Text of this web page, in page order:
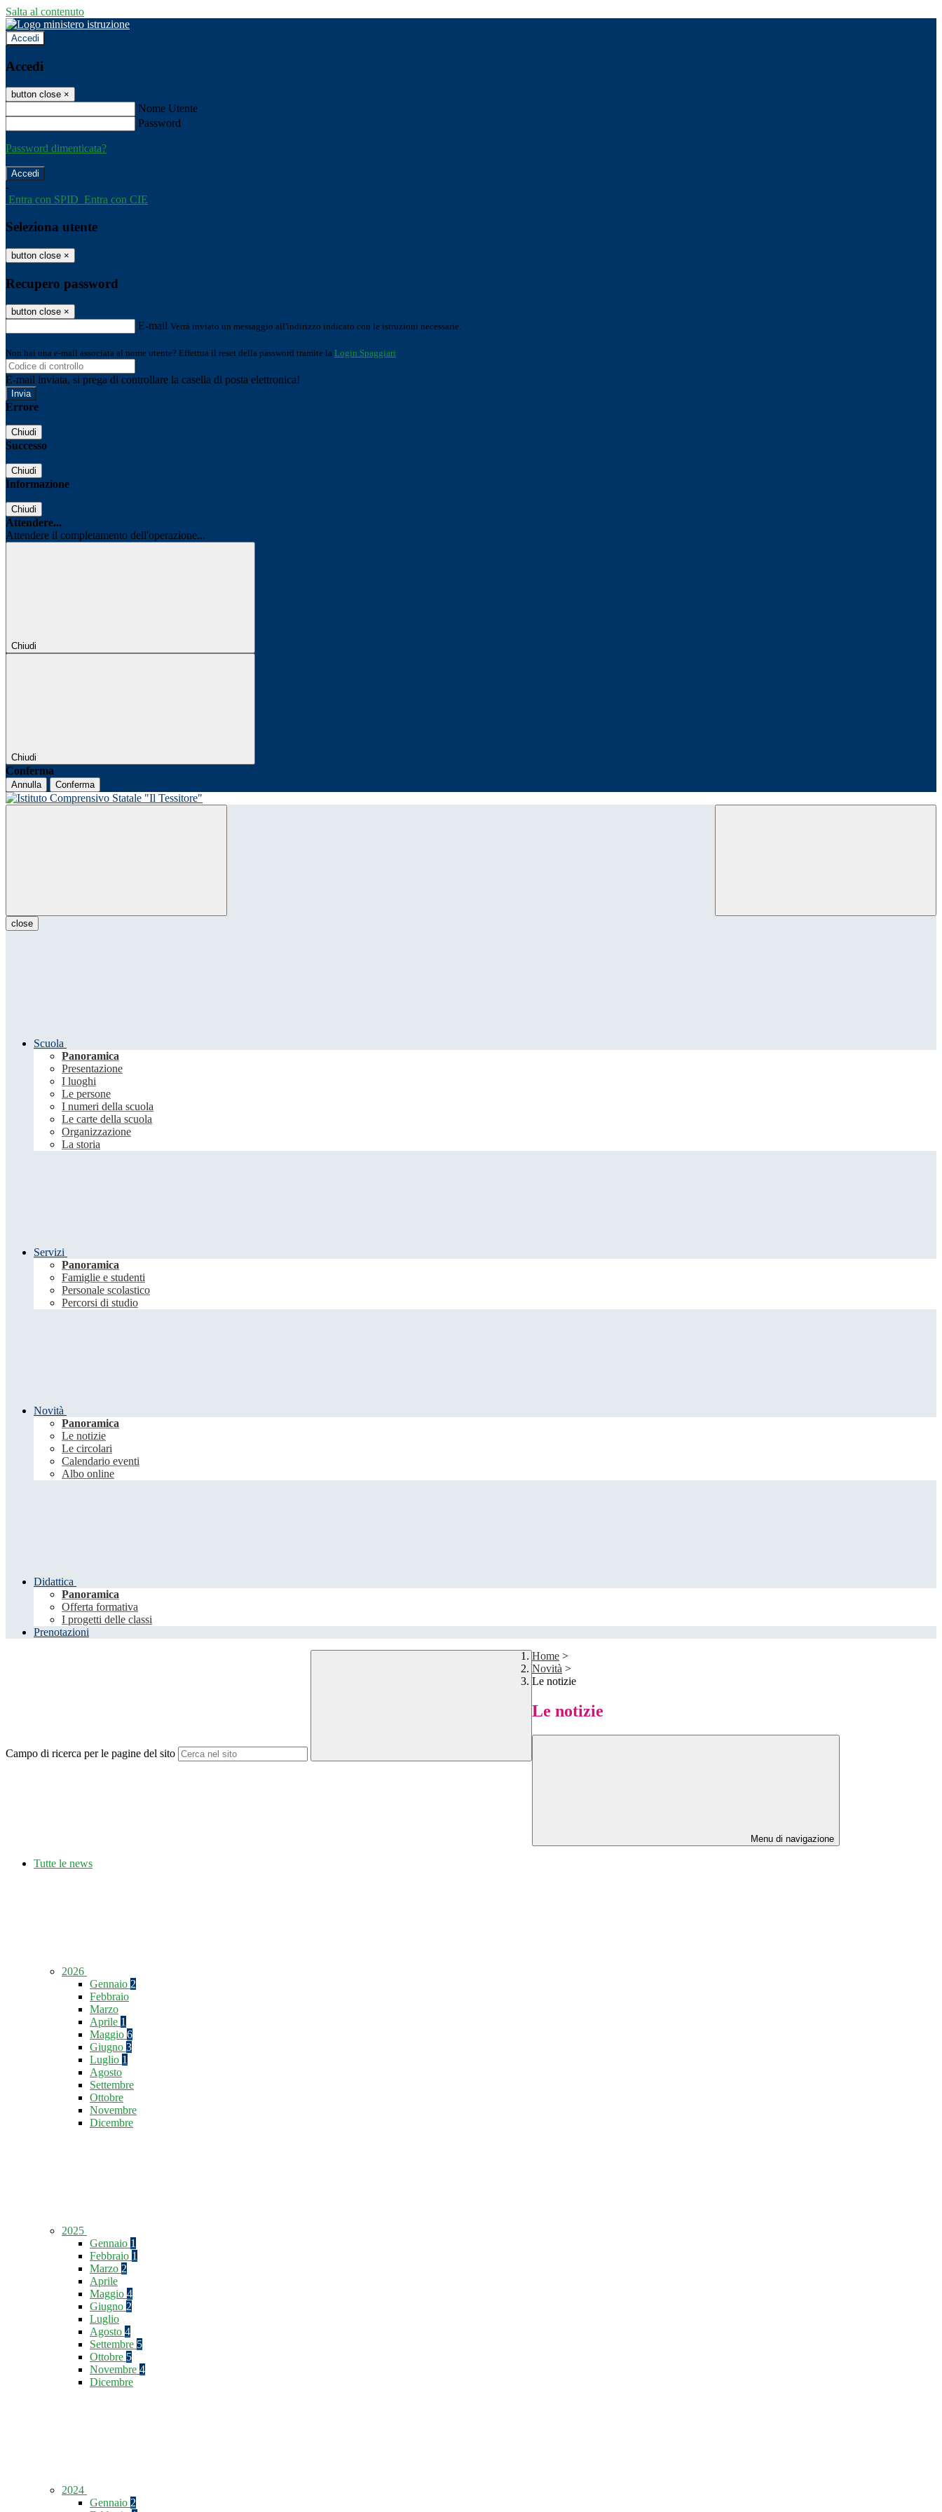
Salta al contenuto
Accedi
Accedi
button close ×
Nome Utente
Password
Password dimenticata?
-
Entra con SPID Entra con CIE
Seleziona utente
button close ×
Recupero password
button close ×
E-mail Verrà inviato un messaggio all'indirizzo indicato con le istruzioni necessarie.
Non hai una e-mail associata al nome utente? Effettua il reset della password tramite la Login Spaggiari
E-mail inviata, si prega di controllare la casella di posta elettronica!
Errore
Chiudi
Successo
Chiudi
Informazione
Chiudi
Attendere...
Attendere il completamento dell'operazione...
Chiudi
Chiudi
Conferma
Annulla Conferma
close
Scuola
Panoramica
Presentazione
I luoghi
Le persone
I numeri della scuola
Le carte della scuola
Organizzazione
La storia
Servizi
Panoramica
Famiglie e studenti
Personale scolastico
Percorsi di studio
Novità
Panoramica
Le notizie
Le circolari
Calendario eventi
Albo online
Didattica
Panoramica
Offerta formativa
I progetti delle classi
Prenotazioni
Campo di ricerca per le pagine del sito
Home >
Novità >
Le notizie
Le notizie
Menu di navigazione
Tutte le news
2026
Gennaio 2
Febbraio
Marzo
Aprile 1
Maggio 6
Giugno 3
Luglio 1
Agosto
Settembre
Ottobre
Novembre
Dicembre
2025
Gennaio 1
Febbraio 1
Marzo 2
Aprile
Maggio 4
Giugno 2
Luglio
Agosto 4
Settembre 5
Ottobre 5
Novembre 4
Dicembre
2024
Gennaio 2